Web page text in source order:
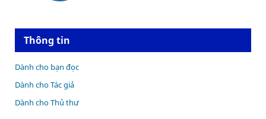
Thông tin
Dành cho bạn đọc
Dành cho Tác giả
Dành cho Thủ thư